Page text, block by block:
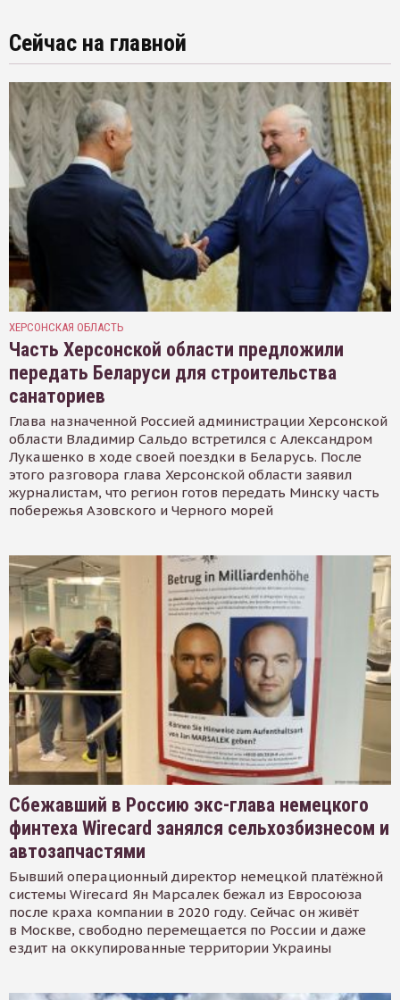
Сейчас на главной
ХЕРСОНСКАЯ ОБЛАСТЬ
Часть Херсонской области предложили
передать Беларуси для строительства
санаториев
Глава назначенной Россией администрации Херсонской
области Владимир Сальдо встретился с Александром
Лукашенко в ходе своей поездки в Беларусь. После
этого разговора глава Херсонской области заявил
журналистам, что регион готов передать Минску часть
побережья Азовского и Черного морей
Сбежавший в Россию экс-глава немецкого
финтеха Wirecard занялся сельхозбизнесом и
автозапчастями
Бывший операционный директор немецкой платёжной
системы Wirecard Ян Марсалек бежал из Евросоюза
после краха компании в 2020 году. Сейчас он живёт
в Москве, свободно перемещается по России и даже
ездит на оккупированные территории Украины